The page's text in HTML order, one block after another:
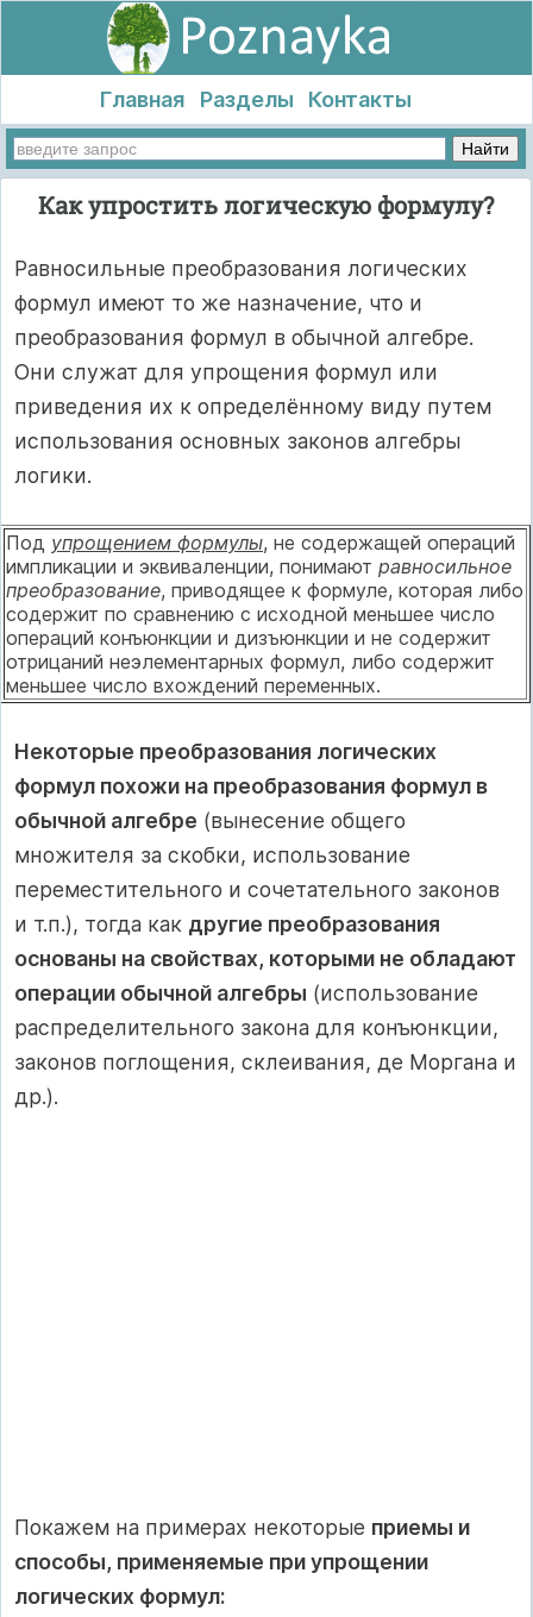
Главная Разделы Контакты
Как упростить логическую формулу?
Равносильные преобразования логических
формул имеют то же назначение, что и
преобразования формул в обычной алгебре.
Они служат для упрощения формул или
приведения их к определённому виду путем
использования основных законов алгебры
логики.
Под упрощением формулы, не содержащей операций
импликации и эквиваленции, понимают равносильное
преобразование, приводящее к формуле, которая либо
содержит по сравнению с исходной меньшее число
операций конъюнкции и дизъюнкции и не содержит
отрицаний неэлементарных формул, либо содержит
меньшее число вхождений переменных.
Некоторые преобразования логических
формул похожи на преобразования формул в
обычной алгебре (вынесение общего
множителя за скобки, использование
переместительного и сочетательного законов
и т.п.), тогда как другие преобразования
основаны на свойствах, которыми не обладают
операции обычной алгебры (использование
распределительного закона для конъюнкции,
законов поглощения, склеивания, де Моргана и
др.).
Покажем на примерах некоторые приемы и
способы, применяемые при упрощении
логических формул: